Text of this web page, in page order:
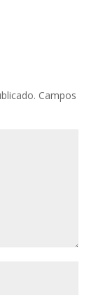
Campos